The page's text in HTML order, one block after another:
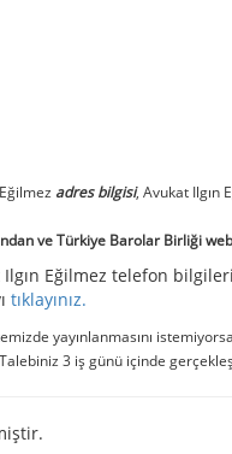
adres bilgisi, Avukat Ilgın
ve Türkiye Barolar Birliği
Eğilmez telefon
tıklayınız.
yayınlanmasını
3 iş günü içinde